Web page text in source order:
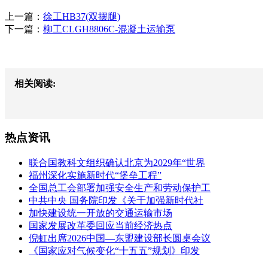
上一篇： 徐工HB37(双摆腿)
下一篇： 柳工CLGH8806C-混凝土运输泵
相关阅读:
热点资讯
联合国教科文组织确认北京为2029年“世界
福州深化实施新时代“堡垒工程”
全国总工会部署加强安全生产和劳动保护工
中共中央 国务院印发《关于加强新时代社
加快建设统一开放的交通运输市场
国家发展改革委回应当前经济热点
倪虹出席2026中国—东盟建设部长圆桌会议
《国家应对气候变化“十五五”规划》印发